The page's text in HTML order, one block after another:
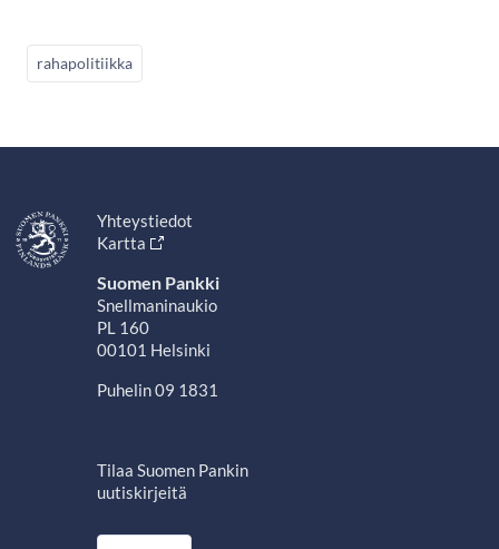
rahapolitiikka
Yhteystiedot
Kartta
Suomen Pankki
Snellmaninaukio
PL 160
00101 Helsinki
Puhelin 09 1831
Tilaa Suomen Pankin
uutiskirjeitä